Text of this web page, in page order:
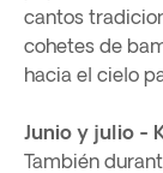
cantos
cohetes de
hacia el cielo
Junio y julio -
También